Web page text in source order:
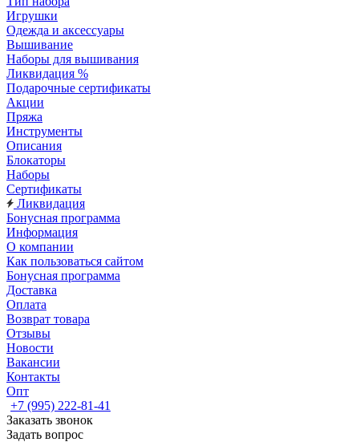
Игрушки
Одежда и аксессуары
Вышивание
Наборы для вышивания
Ликвидация %
Подарочные сертификаты
Акции
Пряжа
Инструменты
Описания
Блокаторы
Наборы
Сертификаты
Ликвидация
Бонусная программа
Информация
О компании
Как пользоваться сайтом
Бонусная программа
Доставка
Оплата
Возврат товара
Отзывы
Новости
Вакансии
Контакты
Опт
+7 (995) 222-81-41
Заказать звонок
Задать вопрос